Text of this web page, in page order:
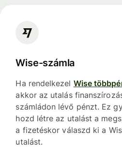
Wise-számla
Ha rendelkezel Wise
akkor az utalás
számládon lévő pénzt. Ez
hozd létre az utalást a
a fizetéskor válaszd ki a
utalást.